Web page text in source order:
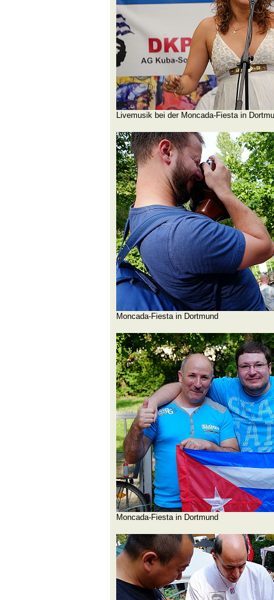
Livemusik bei der Moncada-Fiesta in
Moncada-Fiesta in Dortmund
Moncada-Fiesta in Dortmund